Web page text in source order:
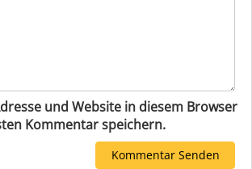
und Website in diesem Browser
Kommentar speichern.